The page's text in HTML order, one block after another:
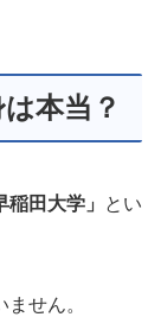
本当？
稲田大学」
とい
せん。